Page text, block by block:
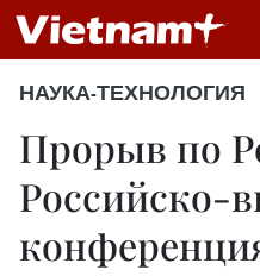
НАУКА-ТЕХНОЛОГИЯ
Прорыв по
Российско-